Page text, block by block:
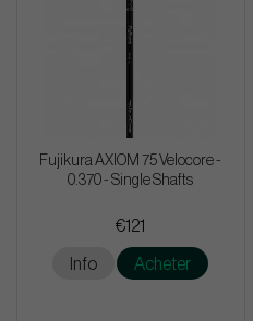
Fujikura AXIOM 75 Velocore -
0.370 - Single Shafts
€121
Info Acheter